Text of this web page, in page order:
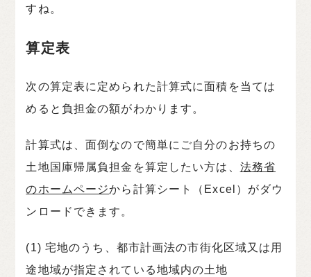
すね。
算定表
次の算定表に定められた計算式に面積を当ては
めると負担金の額がわかります。
計算式は、面倒なので簡単にご自分のお持ちの
土地国庫帰属負担金を算定したい方は、 法務省
のホームページから計算シート（Excel）がダウ
ンロードできます。
(1) 宅地のうち、都市計画法の市街化区域又は用
途地域が指定されている地域内の土地